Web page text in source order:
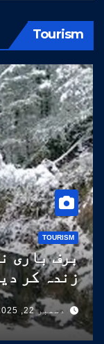
Tourism
TOURISM
برف باری
زندہ کر
سوات کی
دسمبر 22, 2025